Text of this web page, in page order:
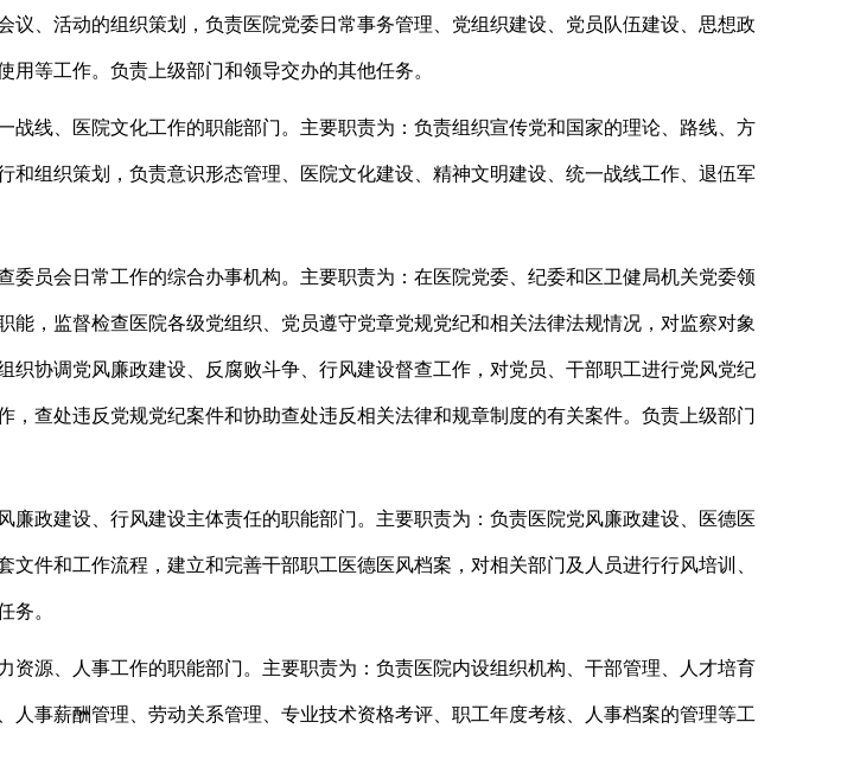
议、活动的组织策划， 负责医院党委日常事务管理、党组织建设 、党员队伍建设 、思想政
用等工作。 负责 上级部门和领导交办的其他任务。
战线、 医院文化工作的职能部门。主要职责为： 负责组织宣传党和国家的理论、路线、方
和组织策划， 负责意识形态管理、医院文化建设、 精神文明建设、 统一战线工作、 退伍军
员会日常工作的综合办事机构。 主要职责为： 在医院党委、纪委和区卫健局机关党委领
能 ，监督检查医院各级党组织、党员遵守党章党规党纪和相关法律法规情况，对监察对象
织协调党风廉政建设、反腐败斗争、 行风建设督查工作，对党员、干部职工进行党风党纪
查处违反党规党纪案件和协助查处违反相关法律和规章制度的有关案件。 负责 上级部门
政建设、行风建设主体责任的职能部门。 主要职责为： 负责医院党风廉政建设、医德医
文件和工作流程， 建立和完善干部职工医德医风档案， 对相关部门及人员进行行风培训、
务。
资源、人事工作的职能部门。 主要职责为： 负责医院内设组织机构、 干部管理、 人才培育
人事薪酬管理、劳动关系管理、专业技术资格考评、职工年度考核、人事档案的管理等工